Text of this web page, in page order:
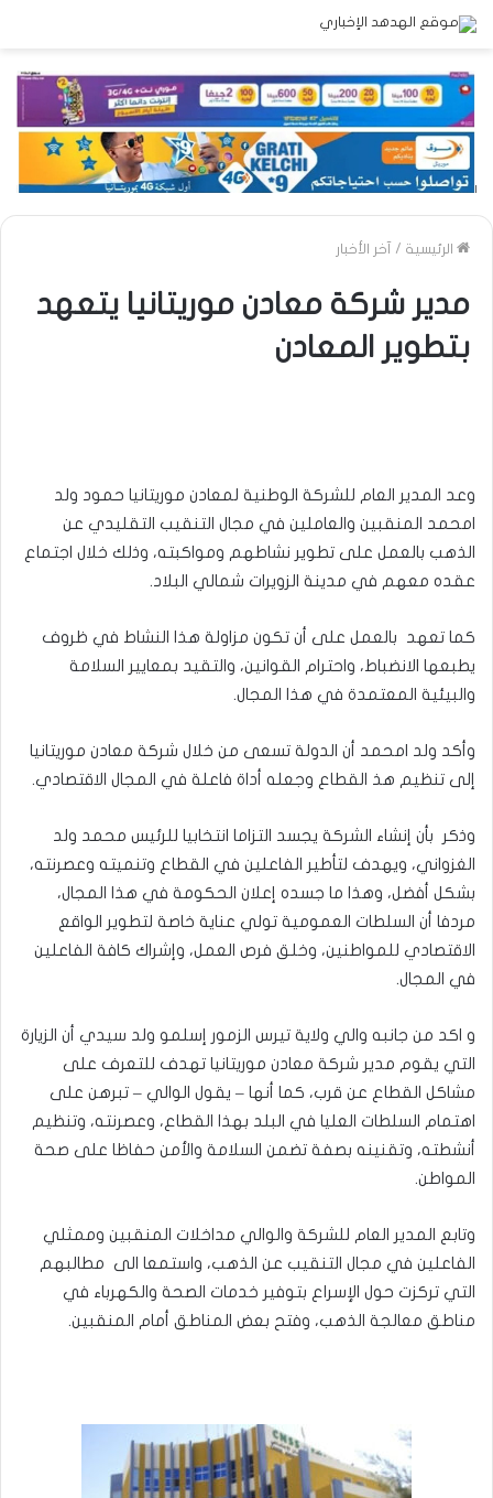
الرئيسية / آخر الأخبار
مدير شركة معادن موريتانيا يتعهد
بتطوير المعادن
وعد المدير العام للشركة الوطنية لمعادن موريتانيا حمود ولد
امحمد المنقبين والعاملين في مجال التنقيب التقليدي عن
الذهب بالعمل على تطوير نشاطهم ومواكبته، وذلك خلال اجتماع
عقده معهم في مدينة الزويرات شمالي البلاد.
كما تعهد بالعمل على أن تكون مزاولة هذا النشاط في ظروف
يطبعها الانضباط، واحترام القوانين، والتقيد بمعايير السلامة
والبيئية المعتمدة في هذا المجال.
وأكد ولد امحمد أن الدولة تسعى من خلال شركة معادن موريتانيا
إلى تنظيم هذ القطاع وجعله أداة فاعلة في المجال الاقتصادي.
وذكر بأن إنشاء الشركة يجسد التزاما انتخابيا للرئيس محمد ولد
الغزواني، ويهدف لتأطير الفاعلين في القطاع وتنميته وعصرنته،
بشكل أفضل، وهذا ما جسده إعلان الحكومة في هذا المجال،
مردفا أن السلطات العمومية تولي عناية خاصة لتطوير الواقع
الاقتصادي للمواطنين، وخلق فرص العمل، وإشراك كافة الفاعلين
في المجال.
و اكد من جانبه والي ولاية تيرس الزمور إسلمو ولد سيدي أن الزيارة
التي يقوم مدير شركة معادن موريتانيا تهدف للتعرف على
مشاكل القطاع عن قرب، كما أنها – يقول الوالي – تبرهن على
اهتمام السلطات العليا في البلد بهذا القطاع، وعصرنته، وتنظيم
أنشطته، وتقنينه بصفة تضمن السلامة والأمن حفاظا على صحة
المواطن.
وتابع المدير العام للشركة والوالي مداخلات المنقبين وممثلي
الفاعلين في مجال التنقيب عن الذهب، واستمعا الى مطالبهم
التي تركزت حول الإسراع بتوفير خدمات الصحة والكهرباء في
مناطق معالجة الذهب، وفتح بعض المناطق أمام المنقبين.